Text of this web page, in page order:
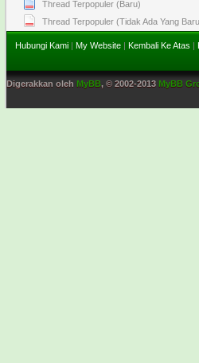
Thread Terpopuler (Baru)
Thread Terpopuler (Tidak Ada Yang
Hubungi Kami | My Website | Kembali Ke Atas |
Digerakkan oleh MyBB, © 2002-2013 MyBB